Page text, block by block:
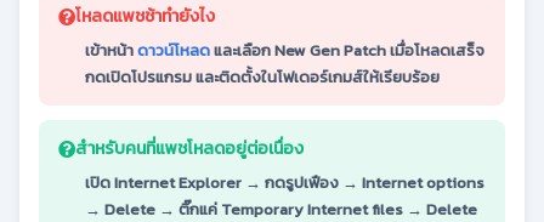
โหลดแพชช้าทำยังไง
เข้าหน้าดาวน์โหลดและเลือก New Gen Patch เมื่อโหลดเสร็จ
กดเปิดโปรแกรม และติดตั้งในโฟเดอร์เกมส์ให้เรียบร้อย
สำหรับคนที่แพชโหลดอยู่ต่อเนื่อง
เปิด Internet Explorer → กดรูปเฟือง → Internet options
→ Delete → ติ๊กแค่ Temporary Internet files → Delete